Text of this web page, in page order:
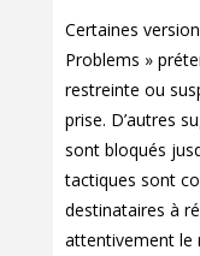
Certaines
Problems »
restreinte ou
prise. D’autres
sont bloqués
tactiques sont
destinataires à
attentivement le